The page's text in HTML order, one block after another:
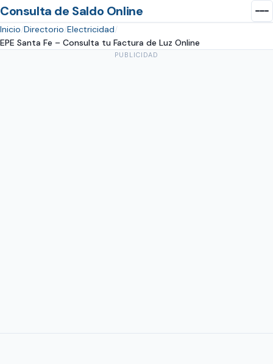
Consulta de Saldo Online
Inicio Directorio Electricidad
EPE Santa Fe – Consulta tu Factura de Luz Online
PUBLICIDAD